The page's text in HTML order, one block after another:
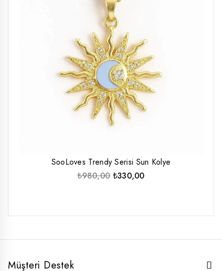
SooLoves Trendy Serisi Sun Kolye
₺980,00 Orijinal
₺330,00Şu
Müşteri Destek